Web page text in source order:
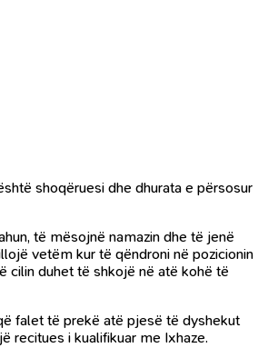
shoqëruesi dhe dhurata e përsosur
të mësojnë namazin dhe të jenë
vetëm kur të qëndroni në pozicionin
cilin duhet të shkojë në atë kohë të
falet të prekë atë pjesë të dyshekut
recitues i kualifikuar me Ixhaze.